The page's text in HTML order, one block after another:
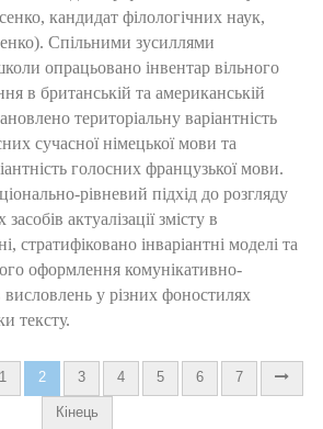
кандидат філологічних наук,
Спільними зусиллями
опрацьовано інвентар вільного
в британській та американській
територіальну варіантність
сучасної німецької мови та
голосних французької мови.
рівневий підхід до розгляду
актуалізації змісту в
стратифіковано інваріантні моделі та
оформлення комунікативно-
у різних фоностилях
тексту.
1 2 3 4 5 6 7
Кінець